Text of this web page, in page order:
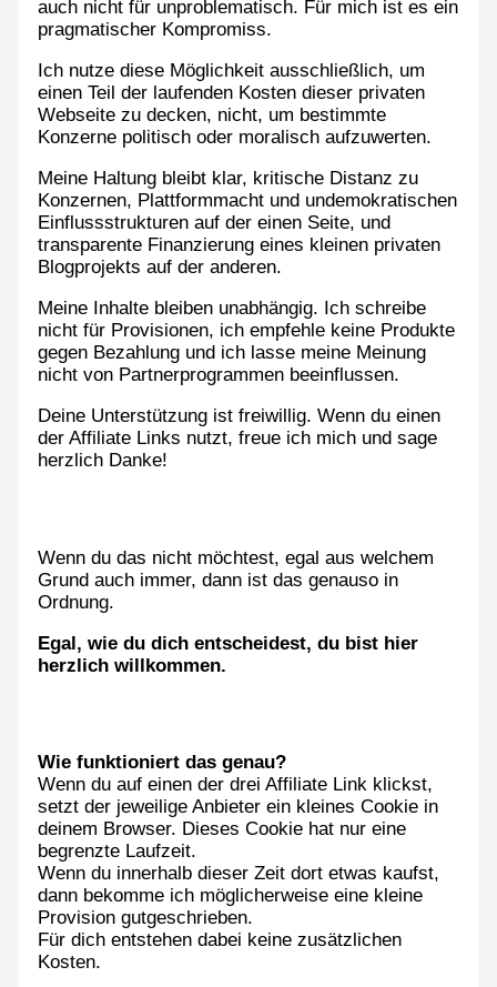
auch nicht für unproblematisch. Für mich ist es ein
pragmatischer Kompromiss.
Ich nutze diese Möglichkeit ausschließlich, um
einen Teil der laufenden Kosten dieser privaten
Webseite zu decken, nicht, um bestimmte
Konzerne politisch oder moralisch aufzuwerten.
Meine Haltung bleibt klar, kritische Distanz zu
Konzernen, Plattformmacht und undemokratischen
Einflussstrukturen auf der einen Seite, und
transparente Finanzierung eines kleinen privaten
Blogprojekts auf der anderen.
Meine Inhalte bleiben unabhängig. Ich schreibe
nicht für Provisionen, ich empfehle keine Produkte
gegen Bezahlung und ich lasse meine Meinung
nicht von Partnerprogrammen beeinflussen.
Deine Unterstützung ist freiwillig. Wenn du einen
der Affiliate Links nutzt, freue ich mich und sage
herzlich Danke!
Wenn du das nicht möchtest, egal aus welchem
Grund auch immer, dann ist das genauso in
Ordnung.
Egal, wie du dich entscheidest, du bist hier
herzlich willkommen.
Wie funktioniert das genau?
Wenn du auf einen der drei Affiliate Link klickst,
setzt der jeweilige Anbieter ein kleines Cookie in
deinem Browser. Dieses Cookie hat nur eine
begrenzte Laufzeit.
Wenn du innerhalb dieser Zeit dort etwas kaufst,
dann bekomme ich möglicherweise eine kleine
Provision gutgeschrieben.
Für dich entstehen dabei keine zusätzlichen
Kosten.